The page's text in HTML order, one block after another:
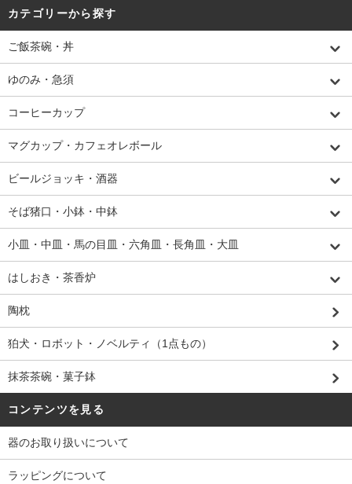
カテゴリーから探す
ご飯茶碗・丼
ゆのみ・急須
コーヒーカップ
マグカップ・カフェオレボール
ビールジョッキ・酒器
そば猪口・小鉢・中鉢
小皿・中皿・馬の目皿・六角皿・長角皿・大皿
はしおき・茶香炉
陶枕
狛犬・ロボット・ノベルティ（1点もの）
抹茶茶碗・菓子鉢
コンテンツを見る
器のお取り扱いについて
ラッピングについて